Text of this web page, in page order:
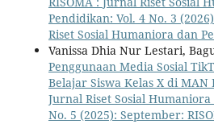
Pendidikan: Vol. 4 No. 3
Riset Sosial Humaniora dan
Vanissa Dhia Nur Lestari,
Penggunaan Media Sosial
Belajar Siswa Kelas X di
Jurnal Riset Sosial
No. 5 (2025): September: